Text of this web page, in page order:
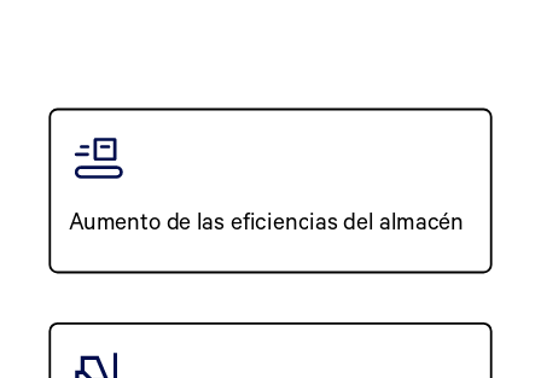
Aumento de las eficiencias del almacén